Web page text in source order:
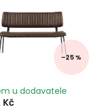
–25 %
u dodavatele
Kč